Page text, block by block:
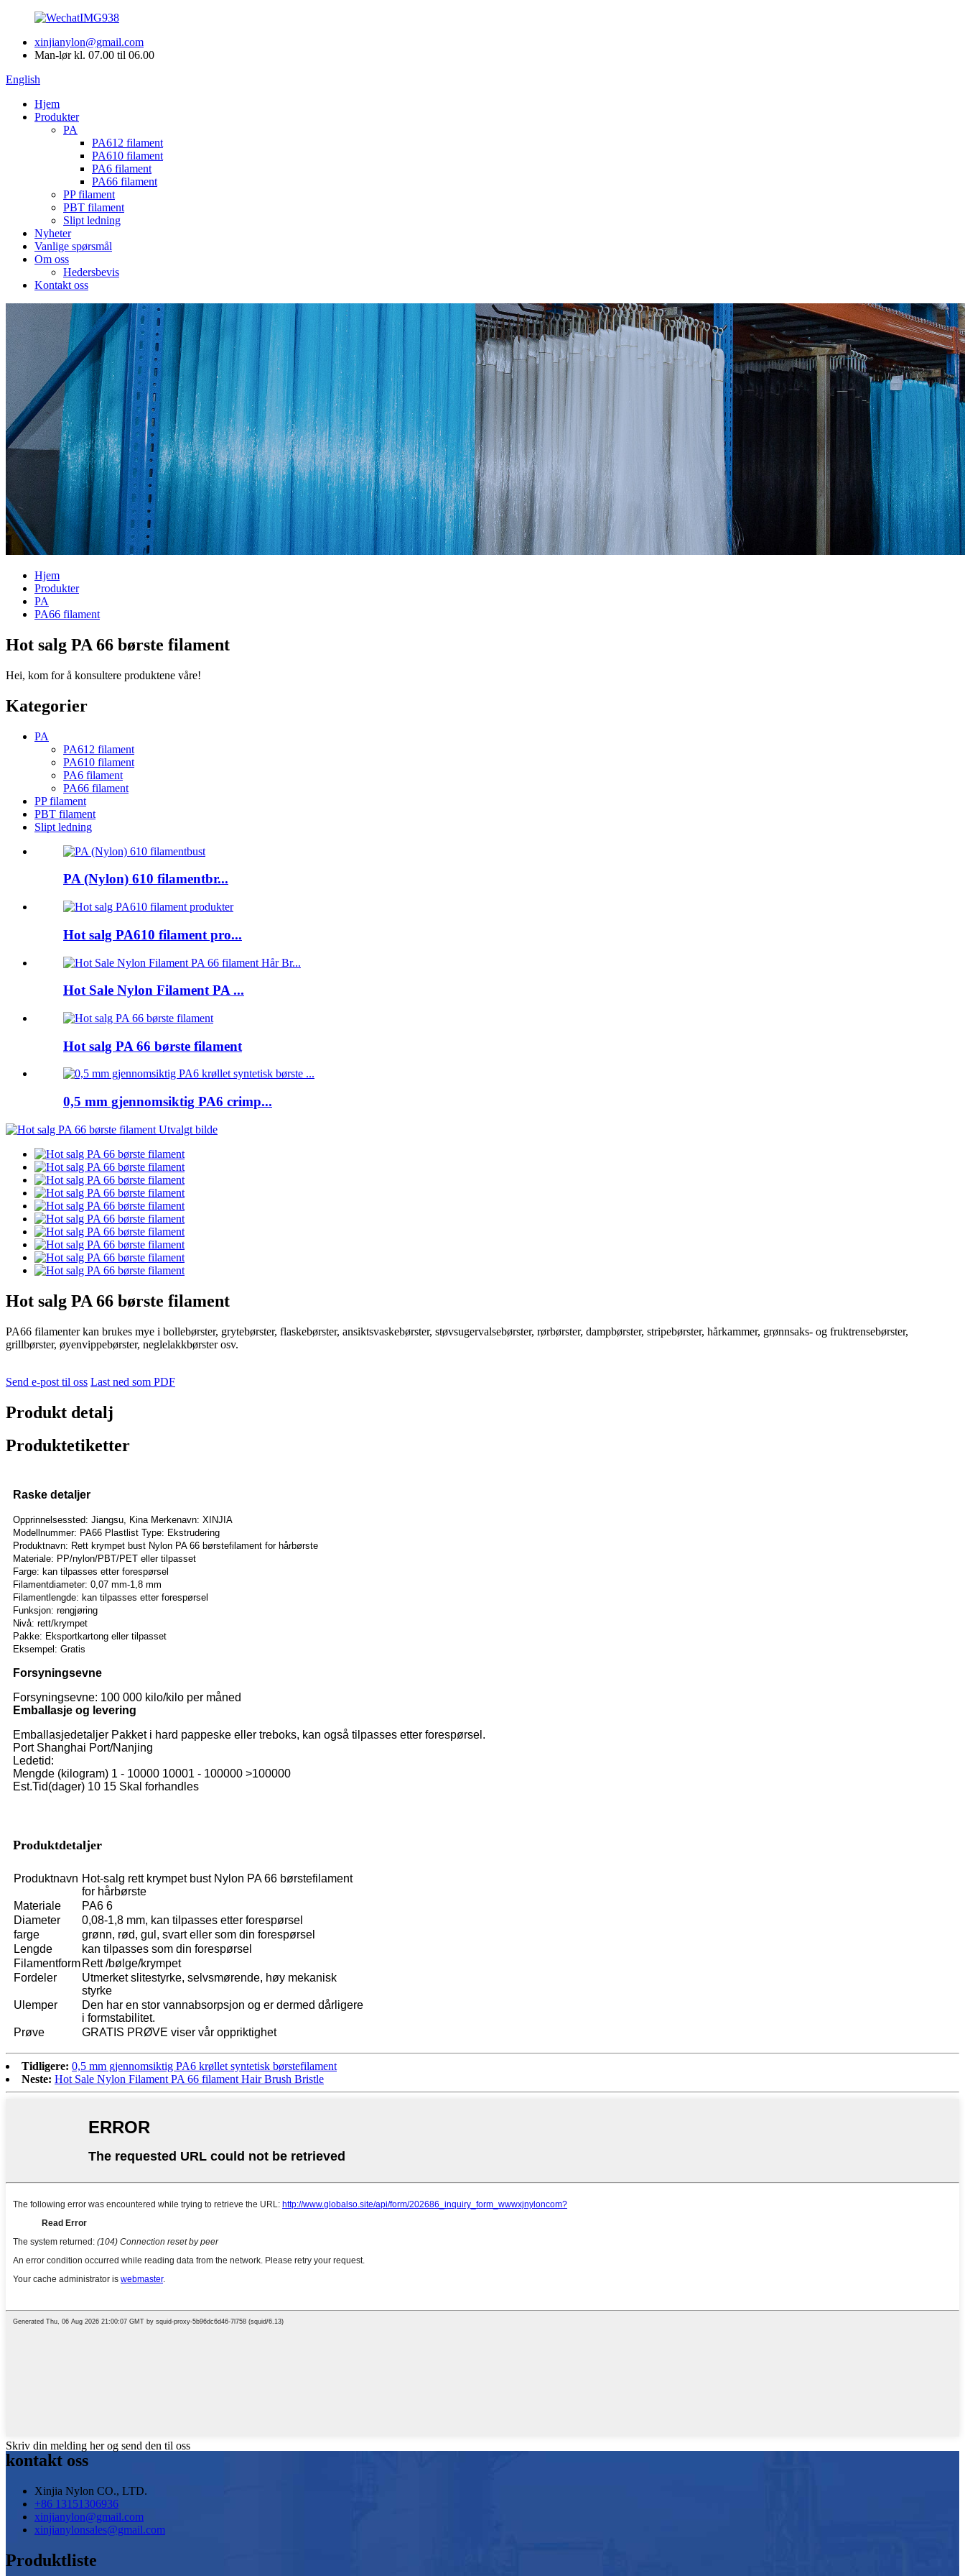
xinjianylon@gmail.com
Man-lør kl. 07.00 til 06.00
English
Hjem
Produkter
PA
PA612 filament
PA610 filament
PA6 filament
PA66 filament
PP filament
PBT filament
Slipt ledning
Nyheter
Vanlige spørsmål
Om oss
Hedersbevis
Kontakt oss
Hjem
Produkter
PA
PA66 filament
Hot salg PA 66 børste filament
Hei, kom for å konsultere produktene våre!
Kategorier
PA
PA612 filament
PA610 filament
PA6 filament
PA66 filament
PP filament
PBT filament
Slipt ledning
PA (Nylon) 610 filamentbr...
Hot salg PA610 filament pro...
Hot Sale Nylon Filament PA ...
Hot salg PA 66 børste filament
0,5 mm gjennomsiktig PA6 crimp...
Hot salg PA 66 børste filament
PA66 filamenter kan brukes mye i bollebørster, grytebørster, flaskebørster, ansiktsvaskebørster, støvsugervalsebørster, rørbørster, dampbørster, stripebørster, hårkammer, grønnsaks- og fruktrensebørster,
grillbørster, øyenvippebørster, neglelakkbørster osv.
Send e-post til oss Last ned som PDF
Produkt detalj
Produktetiketter
Raske detaljer
Opprinnelsessted: Jiangsu, Kina Merkenavn: XINJIA
Modellnummer: PA66 Plastlist Type: Ekstrudering
Produktnavn: Rett krympet bust Nylon PA 66 børstefilament for hårbørste
Materiale: PP/nylon/PBT/PET eller tilpasset
Farge: kan tilpasses etter forespørsel
Filamentdiameter: 0,07 mm-1,8 mm
Filamentlengde: kan tilpasses etter forespørsel
Funksjon: rengjøring
Nivå: rett/krympet
Pakke: Eksportkartong eller tilpasset
Eksempel: Gratis
Forsyningsevne
Forsyningsevne: 100 000 kilo/kilo per måned
Emballasje og levering
Emballasjedetaljer Pakket i hard pappeske eller treboks, kan også tilpasses etter forespørsel.
Port Shanghai Port/Nanjing
Ledetid:
Mengde (kilogram) 1 - 10000 10001 - 100000 >100000
Est.Tid(dager) 10 15 Skal forhandles
Produktdetaljer
Produktnavn Hot-salg rett krympet bust Nylon PA 66 børstefilament
for hårbørste
Materiale
PA6 6
Diameter
0,08-1,8 mm, kan tilpasses etter forespørsel
farge
grønn, rød, gul, svart eller som din forespørsel
Lengde
kan tilpasses som din forespørsel
Filamentform Rett /bølge/krympet
Fordeler
Utmerket slitestyrke, selvsmørende, høy mekanisk
styrke
Ulemper
Den har en stor vannabsorpsjon og er dermed dårligere
i formstabilitet.
Prøve
GRATIS PRØVE viser vår oppriktighet
Tidligere: 0,5 mm gjennomsiktig PA6 krøllet syntetisk børstefilament
Neste: Hot Sale Nylon Filament PA 66 filament Hair Brush Bristle
Skriv din melding her og send den til oss
kontakt oss
Xinjia Nylon CO., LTD.
+86 13151306936
xinjianylon@gmail.com
xinjianylonsales@gmail.com
Produktliste